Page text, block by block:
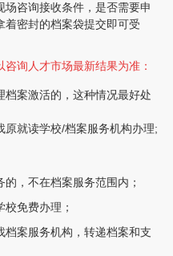
咨询接收条件，是否需要申
着密封的档案袋提交即可受
询人才市场最新结果为准：
档案激活的，这种情况最好处
原就读学校/档案服务机构办理;
，不在档案服务范围内；
免费办理；
案服务机构，转递档案和支